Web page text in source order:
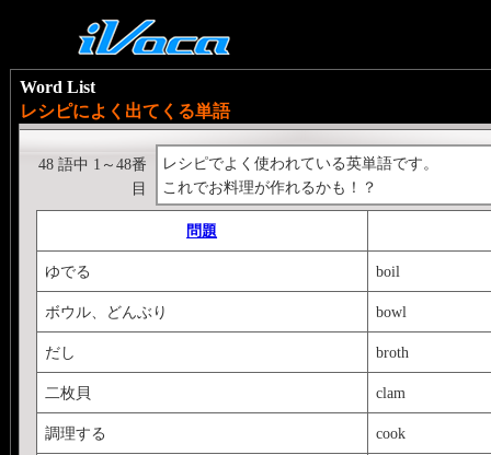
Word List
レシピによく出てくる単語
レシピでよく使われている英単語です。
これでお料理が作れるかも！？
48 語中 1～48番
目
問題
ゆでる boil
ボウル、どんぶり bowl
だし broth
二枚貝 clam
調理する cook